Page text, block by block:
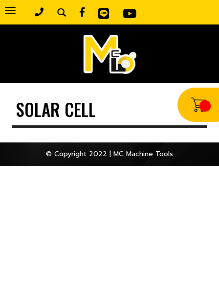
Toggle
navigation
SOLAR CELL
© Copyright 2022 | MC Machine Tools